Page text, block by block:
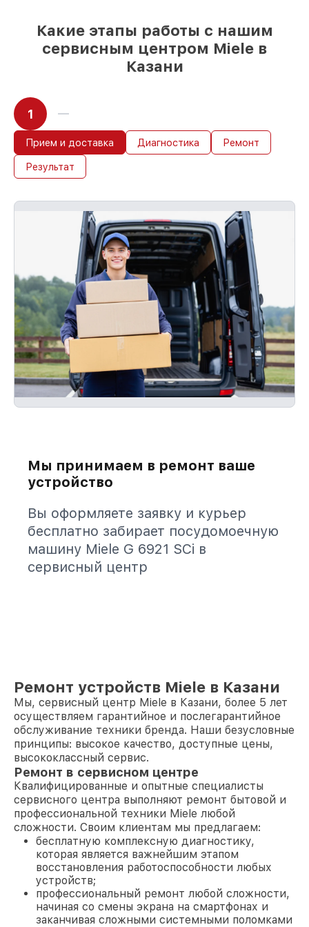
Какие этапы работы с нашим
сервисным центром Miele в
Казани
1
Прием и доставка Диагностика Ремонт
Результат
Мы принимаем в ремонт ваше
устройство
Вы оформляете заявку и курьер
бесплатно забирает посудомоечную
машину Miele G 6921 SCi в
сервисный центр
Ремонт устройств Miele в Казани
Мы, сервисный центр Miele в Казани, более 5 лет
осуществляем гарантийное и послегарантийное
обслуживание техники бренда. Наши безусловные
принципы: высокое качество, доступные цены,
высококлассный сервис.
Ремонт в сервисном центре
Квалифицированные и опытные специалисты
сервисного центра выполняют ремонт бытовой и
профессиональной техники Miele любой
сложности. Своим клиентам мы предлагаем:
бесплатную комплексную диагностику,
которая является важнейшим этапом
восстановления работоспособности любых
устройств;
профессиональный ремонт любой сложности,
начиная со смены экрана на смартфонах и
заканчивая сложными системными поломками